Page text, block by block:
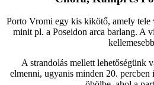
Porto Vromi egy kis kikötő, amely tele
minit pl. a Poseidon arca barlang. A
A strandolás mellett lehetőségünk
elmenni, ugyanis minden 20.